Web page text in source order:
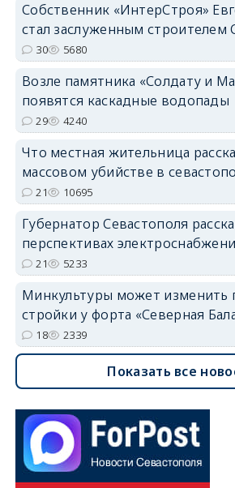
Собственник «ИнтерСтроя»
стал заслуженным строителем
30 5680
Возле памятника «Солдату и
появятся каскадные водопады
29 4240
Что местная жительница
массовом убийстве в
21 10695
Губернатор Севастополя
перспективах
21 5233
Минкультуры может изменить
стройки у форта «Северная
18 2339
Показать все